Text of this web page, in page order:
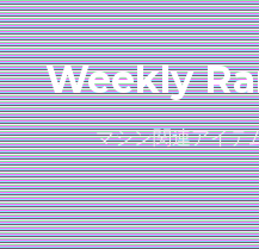
Weekly
マシン関連アイテ